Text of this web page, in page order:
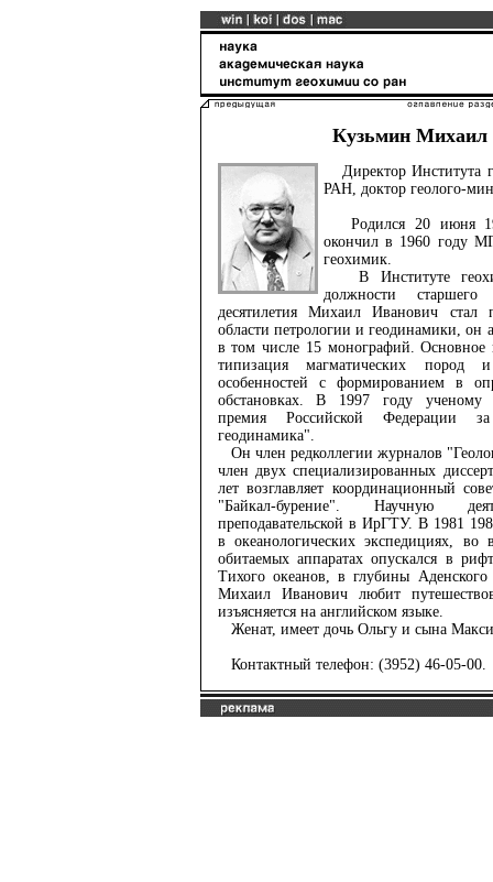
Кузьмин Михаил
Директор Института
РАН, доктор геолого-
Родился 20 июня
окончил в 1960 году
геохимик.
В Институте
должности
десятилетия Михаил Иванович стал
области петрологии и геодинамики, он
в том числе 15 монографий. Основное
типизация магматических пород
особенностей с формированием в
обстановках. В 1997 году ученому
премия Российской Федерации
геодинамика".
Он член редколлегии журналов
член двух специализированных
лет возглавляет координационный
"Байкал-бурение". Научную
преподавательской в ИрГТУ. В 1981
в океанологических экспедициях,
обитаемых аппаратах опускался в
Тихого океанов, в глубины
Михаил Иванович любит
изъясняется на английском языке.
Женат, имеет дочь Ольгу и сына
Контактный телефон: (3952) 46-05-00.